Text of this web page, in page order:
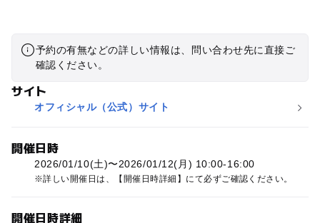
予約の有無などの詳しい情報は、問い合わせ先に直接ご
確認ください。
サイト
オフィシャル（公式）サイト
開催日時
2026/01/10(土)〜2026/01/12(月) 10:00-16:00
詳しい開催日は、【開催日時詳細】にて必ずご確認ください。
開催日時詳細